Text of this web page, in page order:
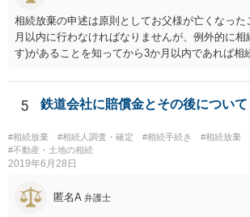
相続放棄の申述は原則としてお父様が亡くなった
月以内に行わなければなりませんが、例外的に相
す)があることを知ってから3か月以内であれば相
したら、早急に家裁に行って相続放棄の申述をし
書類を提出されることをおすすめいたします。
他にもあるかもしれないというリスクを考えま
にあたっては、法テラスの無料相談等を利用して
とも十分考えられるかと存じます。また、ご記載
を拝見するかぎり、再婚相手のかたは既に相続放
5 鉄道会社に賠償金とその後について
#相続放棄 #相続人調査・確定 #相続手続き #相続放棄
#不動産・土地の相続
2019年6月28日
匿名A 弁護士